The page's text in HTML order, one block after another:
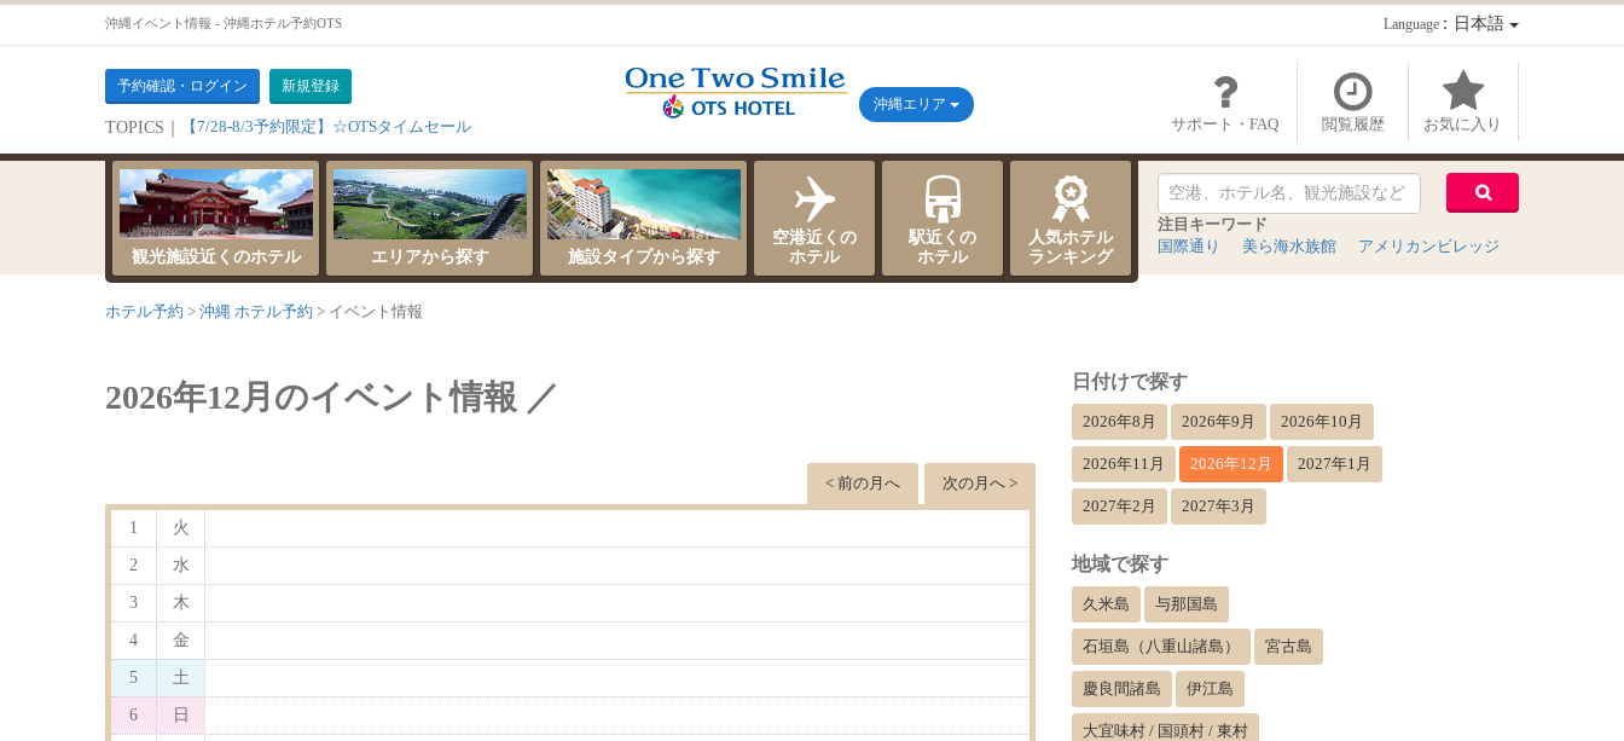
沖縄イベント情報 - 沖縄ホテル予約OTS Language：日本語
予約確認・ログイン 新規登録
TOPICS｜ 【7/28-8/3予約限定】☆OTSタイムセール サポート・FAQ 閲覧履歴 お気に入り
沖縄エリア
観光施設近くのホテル エリアから探す 施設タイプから探す
空港近くの
ホテル
駅近くの
ホテル
人気ホテル
ランキング
注目キーワード
国際通り
美ら海水族館 アメリカンビレッジ
ホテル予約 沖縄 ホテル予約 イベント情報
2026年12月のイベント情報 ／
次の月へ >
< 前の月へ
1 火
2 水
3 木
4 金
5 土
6 日
日付けで探す
2026年8月 2026年9月 2026年10月
2026年11月 2026年12月 2027年1月
2027年2月 2027年3月
地域で探す
久米島 与那国島
石垣島（八重山諸島） 宮古島
慶良間諸島 伊江島
大宜味村 / 国頭村 / 東村